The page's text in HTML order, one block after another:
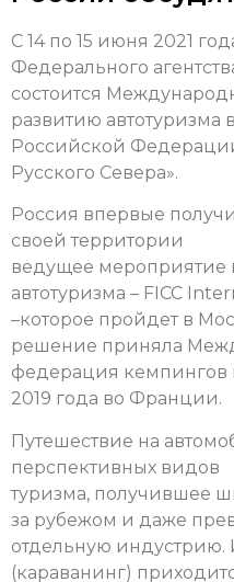
С 14 по 15 июня 2021
Федерального
состоится
развитию автотуризма
Российской
Русского Севера».
Россия впервые
своей территории
ведущее мероприятие
автотуризма – FICC
–которое пройдет в
решение приняла
федерация кемпингов
2019 года во Франции.
Путешествие на
перспективных видов
туризма, получившее
за рубежом и даже
отдельную индустрию.
(караванинг)